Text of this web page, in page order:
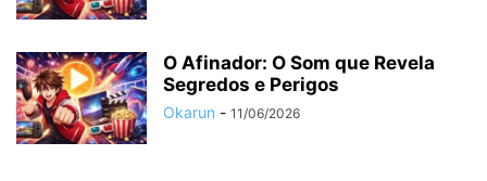
O Afinador: O Som que Revela
Segredos e Perigos
Okarun - 11/06/2026